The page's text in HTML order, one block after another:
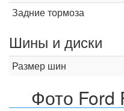
Задние тормоза
Шины и диски
Размер шин
Фото Ford